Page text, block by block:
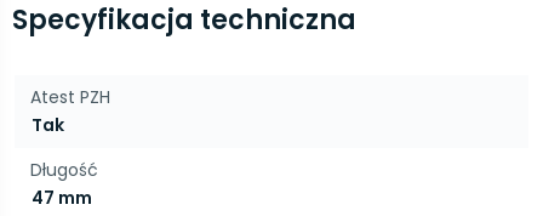
Specyfikacja techniczna
Atest PZH
Tak
Długość
47 mm